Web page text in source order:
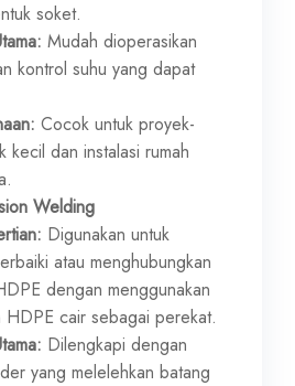
soket.
Mudah dioperasikan
kontrol suhu yang dapat
Cocok untuk proyek-
kecil dan instalasi rumah
Welding
Digunakan untuk
atau menghubungkan
dengan menggunakan
HDPE cair sebagai perekat.
Dilengkapi dengan
yang melelehkan batang